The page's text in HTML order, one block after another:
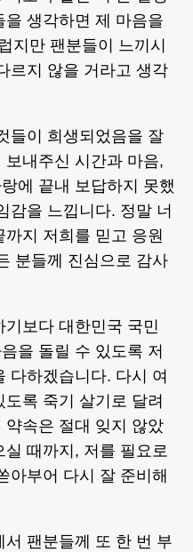
생각하면 제 마음을
지만 팬분들이 느끼시
르지 않을 거라고 생각
들이 희생되었음을 잘
내주신 시간과 마음,
에 끝내 보답하지 못했
감을 느낍니다. 정말 너
지 저희를 믿고 응원
분들께 진심으로 감사
보다 대한민국 국민
을 돌릴 수 있도록 저
다하겠습니다. 다시 여
록 죽기 살기로 달려
약속은 절대 잊지 않았
때까지, 저를 필요로
아부어 다시 잘 준비해
팬분들께 또 한 번 부